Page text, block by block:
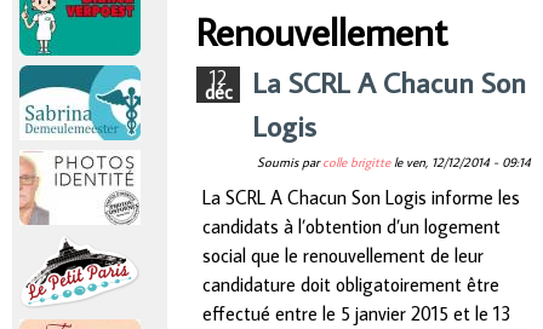
Vous êtes ici
Renouvellement
12
déc
La SCRL A Chacun Son
Logis
Soumis parcolle brigittele ven, 12/12/2014 - 09:14
La SCRL A Chacun Son Logis informe les
candidats à l’obtention d’un logement
social que le renouvellement de leur
candidature doit obligatoirement être
effectué entre le 5 janvier 2015 et le 13
r
n
c
p